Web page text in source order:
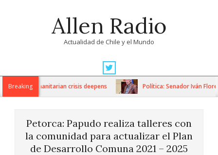
Allen Radio
Actualidad de Chile y el Mundo
Navigation
MenuBreaking
as humanitarian crisis deepens Política: Senador Iván Flores
Petorca: Papudo realiza talleres con
la comunidad para actualizar el Plan
de Desarrollo Comuna 2021 – 2025